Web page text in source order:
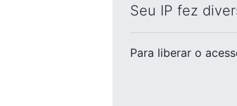
Seu IP fez
Para liberar o